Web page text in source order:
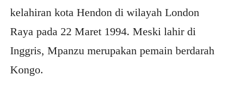
kelahiran kota Hendon di wilayah London
Raya pada 22 Maret 1994. Meski lahir di
Inggris, Mpanzu merupakan pemain berdarah
Kongo.